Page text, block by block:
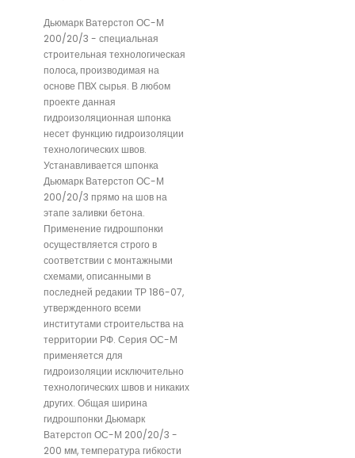
Дьюмарк Ватерстоп ОС-М
200/20/3 - специальная
строительная технологическая
полоса, производимая на
основе ПВХ сырья. В любом
проекте данная
гидроизоляционная шпонка
несет функцию гидроизоляции
технологических швов.
Устанавливается шпонка
Дьюмарк Ватерстоп ОС-М
200/20/3 прямо на шов на
этапе заливки бетона.
Применение гидрошпонки
осуществляется строго в
соответствии с монтажными
схемами, описанными в
последней редакии ТР 186-07,
утвержденного всеми
институтами строительства на
территории РФ. Серия ОС-М
применяется для
гидроизоляции исключительно
технологических швов и никаких
других. Общая ширина
гидрошпонки Дьюмарк
Ватерстоп ОС-М 200/20/3 -
200 мм, температура гибкости